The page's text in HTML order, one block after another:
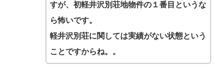
すが、初軽井沢別荘地物件の１番目というな
ら怖いです。
軽井沢別荘に関しては実績がない状態という
ことですからね。。